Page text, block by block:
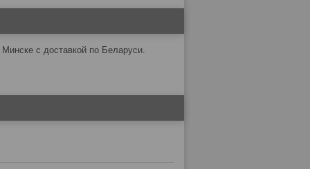
с доставкой по Беларуси.